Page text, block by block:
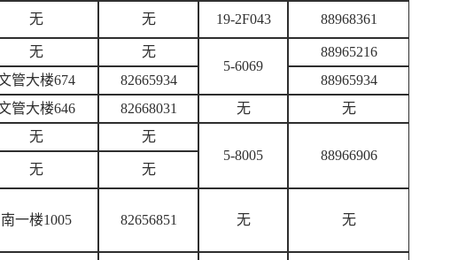
无 无 19-2F043 88968361
无
无
5-6069
88965216
管大楼674 82665934
88965934
管大楼646 82668031 无 无
无
无
5-8005
88966906
无 无
南一楼1005 82656851 无 无